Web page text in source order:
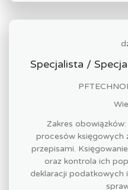
Specjalista /
Zakres
procesów księgowych
przepisami.
oraz kontrola ich
deklaracji podatkowych